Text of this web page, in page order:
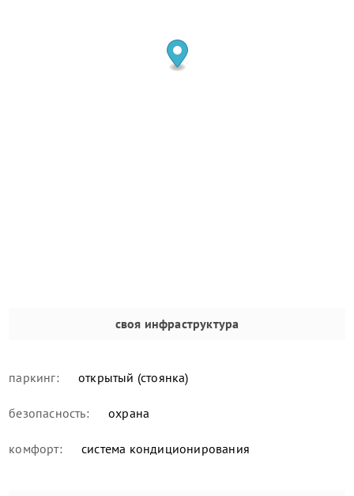
своя инфраструктура
паркинг: открытый (стоянка)
безопасность: охрана
комфорт: система кондиционирования